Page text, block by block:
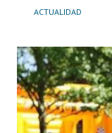
ACTUALIDAD